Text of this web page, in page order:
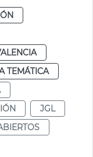
TEMÁTICA
JGL